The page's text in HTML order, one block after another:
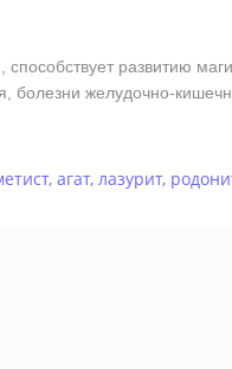
развитию
болезни желудочно-
, агат, лазурит,